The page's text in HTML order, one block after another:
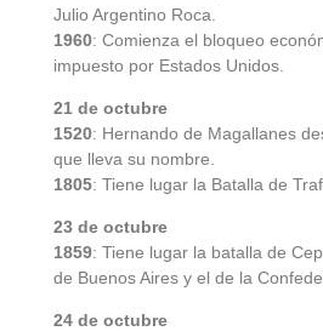
Julio Argentino Roca.
1960: Comienza el bloqueo
impuesto por Estados Unidos.
21 de octubre
1520: Hernando de Magallanes
que lleva su nombre.
1805: Tiene lugar la Batalla de
23 de octubre
1859: Tiene lugar la batalla de
de Buenos Aires y el de la
24 de octubre